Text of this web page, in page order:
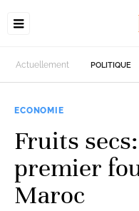
Actuellement POLITIQUE
ECONOMIE
Fruits
premier
Maroc